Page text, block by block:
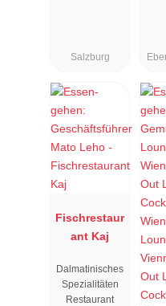
Salzburg
Fischrestaur
ant Kaj
Dalmatinisches
Spezialitäten
Restaurant